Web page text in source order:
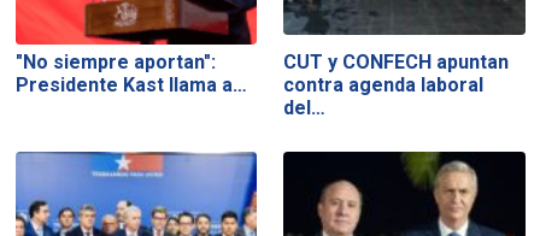
"No siempre aportan":
Presidente Kast llama a…
CUT y CONFECH apuntan
contra agenda laboral
del…